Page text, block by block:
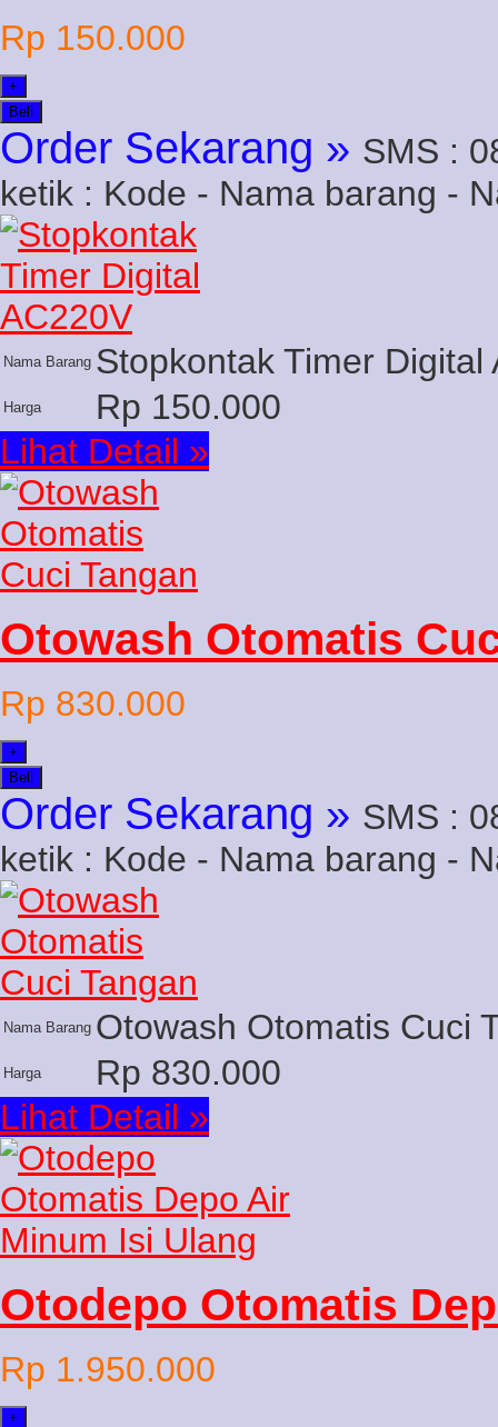
Rp 150.000
+
Beli
Order Sekarang » SMS :
ketik : Kode - Nama barang -
Nama Barang Stopkontak Timer Digital
Harga
Rp 150.000
Lihat Detail »
Otowash Otomatis
Rp 830.000
+
Beli
Order Sekarang » SMS :
ketik : Kode - Nama barang -
Nama Barang Otowash Otomatis Cuci
Harga
Rp 830.000
Lihat Detail »
Otodepo Otomatis
Rp 1.950.000
+